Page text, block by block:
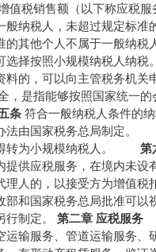
税销售额（以下称应税服
般纳税人，未超过规定
的其他个人不属于一般纳税
可选择按照小规模纳税人
料的，可以向主管税务机关
指能够按照国家统一的
条 符合一般纳税人条件的
法由国家税务总局制定
得转为小规模纳税人。 第
提供应税服务，在境内未设
理人的，以接受方为增
部和国家税务总局批准可以
行制定。 第二章 应税服务
运输服务、管道运输服务、